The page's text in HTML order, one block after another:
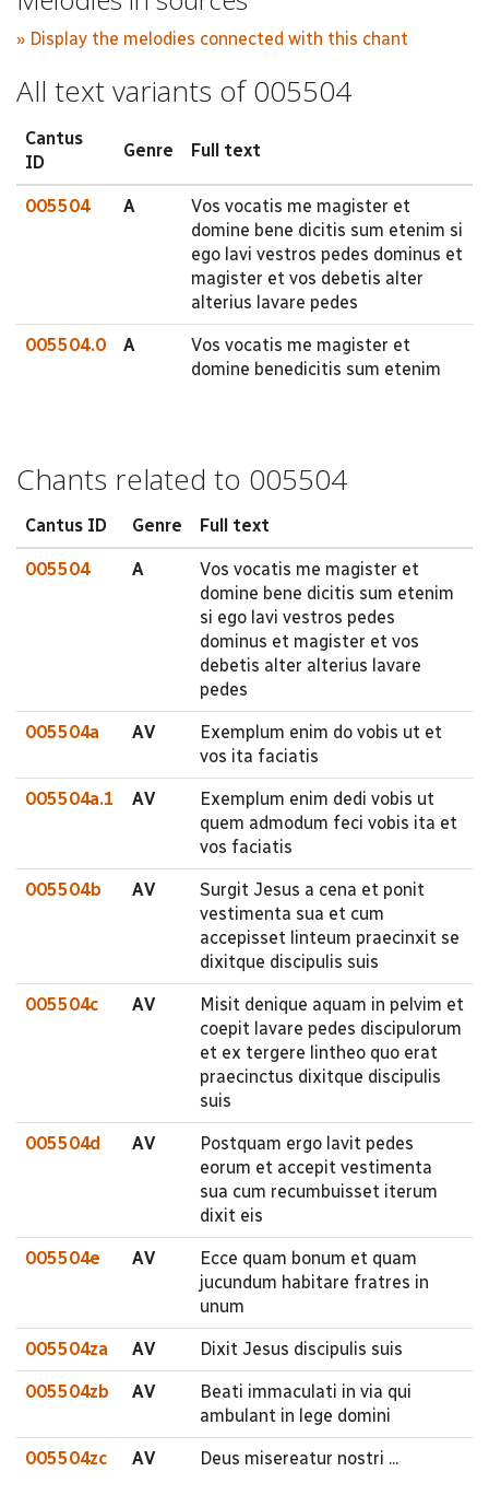
» Display the melodies connected with this chant
All text variants of 005504
Cantus
ID
Genre Full text
005504 A
Vos vocatis me magister et
domine bene dicitis sum etenim si
ego lavi vestros pedes dominus et
magister et vos debetis alter
alterius lavare pedes
005504.0 A
Vos vocatis me magister et
domine benedicitis sum etenim
Chants related to 005504
Cantus ID Genre Full text
005504 A
Vos vocatis me magister et
domine bene dicitis sum etenim
si ego lavi vestros pedes
dominus et magister et vos
debetis alter alterius lavare
pedes
005504a AV
Exemplum enim do vobis ut et
vos ita faciatis
005504a.1 AV
Exemplum enim dedi vobis ut
quem admodum feci vobis ita et
vos faciatis
005504b AV
Surgit Jesus a cena et ponit
vestimenta sua et cum
accepisset linteum praecinxit se
dixitque discipulis suis
005504c AV
Misit denique aquam in pelvim et
coepit lavare pedes discipulorum
et ex tergere lintheo quo erat
praecinctus dixitque discipulis
suis
005504d AV
Postquam ergo lavit pedes
eorum et accepit vestimenta
sua cum recumbuisset iterum
dixit eis
005504e AV
Ecce quam bonum et quam
jucundum habitare fratres in
unum
005504za AV Dixit Jesus discipulis suis
005504zb AV
Beati immaculati in via qui
ambulant in lege domini
005504zc AV Deus misereatur nostri ...